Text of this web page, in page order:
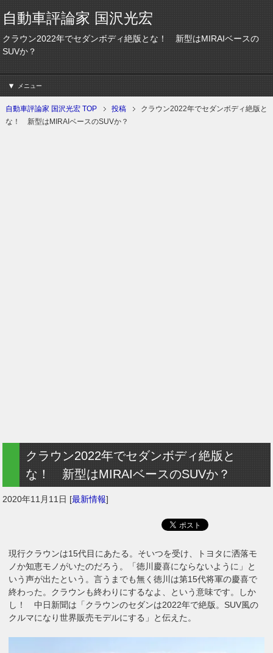
自動車評論家 国沢光宏
クラウン2022年でセダンボディ絶版とな！ 新型はMIRAIベースの
SUVか？
メニュー
自動車評論家 国沢光宏 TOP 投稿
クラウン2022年でセダンボディ絶版と
な！ 新型はMIRAIベースのSUVか？
クラウン2022年でセダンボディ絶版と
な！ 新型はMIRAIベースのSUVか？
2020年11月11日 [最新情報]
現行クラウンは15代目にあたる。そいつを受け、トヨタに洒落モ
ノか知恵モノがいたのだろう。「徳川慶喜にならないように」と
いう声が出たという。言うまでも無く徳川は第15代将軍の慶喜で
終わった。クラウンも終わりにするなよ、という意味です。しか
し！ 中日新聞は「クラウンのセダンは2022年で絶版。SUV風の
クルマになり世界販売モデルにする」と伝えた。